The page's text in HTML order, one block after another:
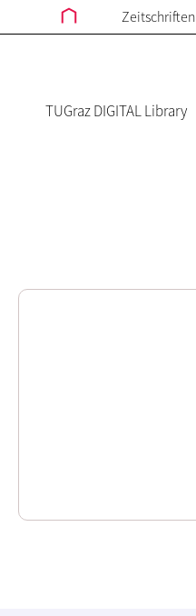
Zeitschriften
TUGraz DIGITAL Library